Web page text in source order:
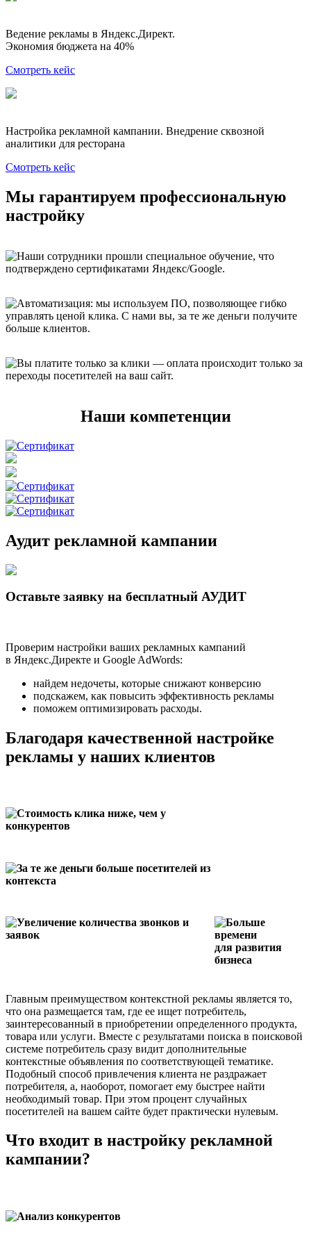
Ведение рекламы в Яндекс.Директ.
Экономия бюджета на 40%
Смотреть кейс
Настройка рекламной кампании. Внедрение сквозной
аналитики для ресторана
Смотреть кейс
Мы гарантируем профессиональную
настройку
Наши сотрудники прошли специальное обучение, что
подтверждено сертификатами Яндекс/Google.
Автоматизация: мы используем ПО, позволяющее гибко
управлять ценой клика. С нами вы, за те же деньги получите
больше клиентов.
Вы платите только за клики — оплата происходит только за
переходы посетителей на ваш сайт.
Наши компетенции
Аудит рекламной кампании
Оставьте заявку на бесплатный АУДИТ
Проверим настройки ваших рекламных кампаний
в Яндекс.Директе и Google AdWords:
найдем недочеты, которые снижают конверсию
подскажем, как повысить эффективность рекламы
поможем оптимизировать расходы.
Благодаря качественной настройке
рекламы у наших клиентов
Стоимость клика ниже, чем у
конкурентов
За те же деньги больше посетителей из
контекста
Увеличение количества звонков и
заявок
Больше
времени
для развития
бизнеса
Главным преимуществом контекстной рекламы является то,
что она размещается там, где ее ищет потребитель,
заинтересованный в приобретении определенного продукта,
товара или услуги. Вместе с результатами поиска в поисковой
системе потребитель сразу видит дополнительные
контекстные объявления по соответствующей тематике.
Подобный способ привлечения клиента не раздражает
потребителя, а, наоборот, помогает ему быстрее найти
необходимый товар. При этом процент случайных
посетителей на вашем сайте будет практически нулевым.
Что входит в настройку рекламной
кампании?
Анализ конкурентов